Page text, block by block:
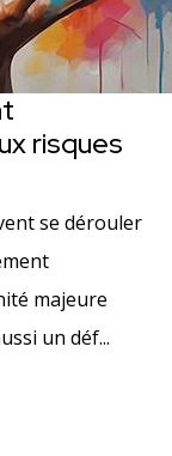
risques
se dérouler
majeure
un déf...